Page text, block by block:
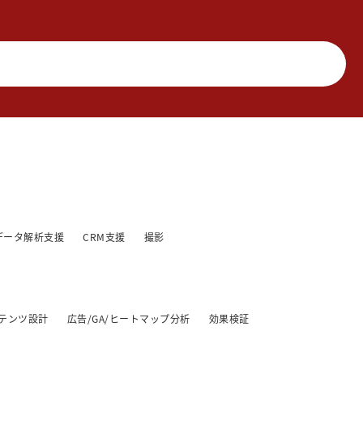
タ解析支援 CRM支援 撮影
ンツ設計 広告/GA/ヒートマップ分析 効果検証